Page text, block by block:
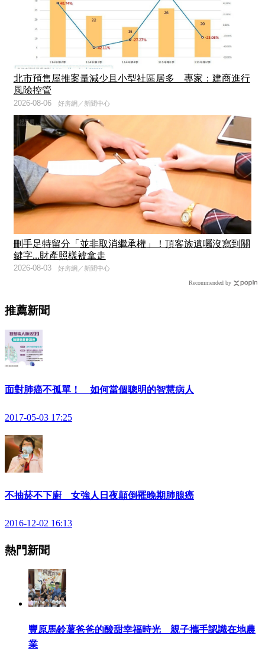
北市預售屋推案量減少且小型社區居多 專家：建商進行
風險控管
好房網／新聞中心
2026-08-06
刪手足特留分「並非取消繼承權」！頂客族遺囑沒寫到關
鍵字...財產照樣被拿走
好房網／新聞中心
2026-08-03
Recommended by
推薦新聞
面對肺癌不孤單！ 如何當個聰明的智慧病人
2017-05-03 17:25
不抽菸不下廚 女強人日夜顛倒罹晚期肺腺癌
2016-12-02 16:13
熱門新聞
豐原馬鈴薯爸爸的酸甜幸福時光 親子攜手認識在地農
業